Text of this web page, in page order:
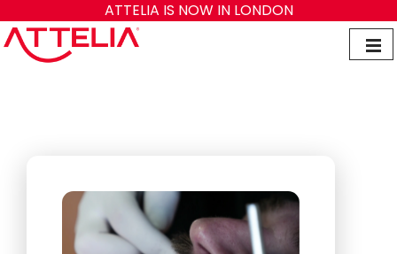
ATTELIA IS NOW IN LONDON